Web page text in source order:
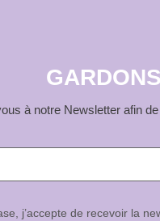
à notre Newsletter afin
j’accepte de recevoir la